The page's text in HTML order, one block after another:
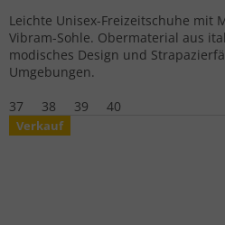
Leichte Unisex-Freizeitschuhe mit
Vibram-Sohle. Obermaterial aus
modisches Design und
Umgebungen.
37
38 39 40
Verkauf